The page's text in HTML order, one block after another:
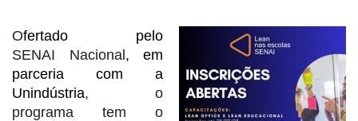
Ofertado pelo
SENAI Nacional, em
parceria com a
Unindústria, o
programa tem o